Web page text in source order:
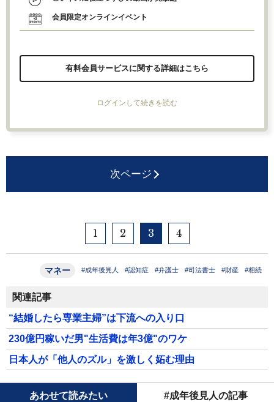
会員限定オンラインイベント
有料会員サービスに関する詳細はこちら
ログインして続きを読む
次ページ
1 2 3 4
マネー #成年後見人 #認知症 #弁護士 #司法書士 #財産 #相続
関連記事
“結婚したら専業主婦”は下流への入り口
230億円稼いだ男"生活費は年3億"のワケ
日本人が「他人のズル」を激しく妬む理由
あわせて読みたい #成年後見人の記事